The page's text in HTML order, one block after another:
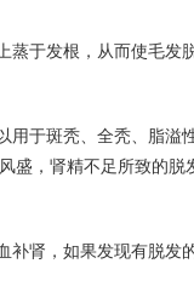
蒸于发根，从而使毛发
于斑秃、全秃、脂溢
盛，肾精不足所致的脱
补肾，如果发现有脱发